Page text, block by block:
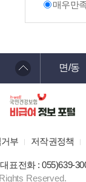
매우만
면/동
부 저작권정책
표전화 : 055)639-
Reserved.